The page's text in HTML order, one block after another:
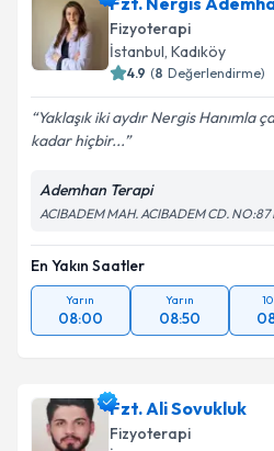
oluşturun. Size bu uzmandan
takvim hazırlandığında e-
Kişisel verilerimin
Metni'ni okudum ve
kapsamda işlenmesini
Takvim
Fizyoterapi
İstanbul, Kadıköy
4.9 (8 Değerlendirme)
Yaklaşık iki aydır Nergis Hanımla
kadar hiçbir...
Ademhan Terapi
ACIBADEM MAH. ACIBADEM CD.
En Yakın Saatler
Yarın
08:00
Yarın
08:50
Fzt. Ali Sovukluk
Fizyoterapi